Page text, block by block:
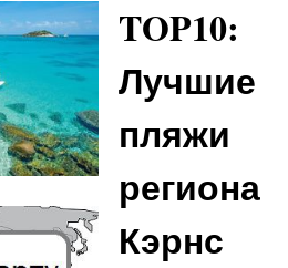
TOP10:
Лучшие
пляжи
региона
Кэрнс